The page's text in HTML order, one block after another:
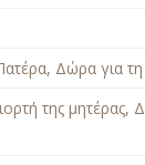
, Δώρα για
της μητέρας,